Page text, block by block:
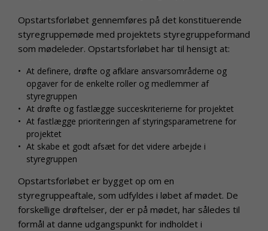
Opstartsforløbet gennemføres på det konstituerende
styregruppemøde med projektets styregruppeformand
som mødeleder. Opstartsforløbet har til hensigt at:
At definere, drøfte og afklare ansvarsområderne og
opgaver for de enkelte roller og medlemmer af
styregruppen
At drøfte og fastlægge succeskriterierne for projektet
At fastlægge prioriteringen af styringsparametrene for
projektet
At skabe et godt afsæt for det videre arbejde i
styregruppen
Opstartsforløbet er bygget op om en
styregruppeaftale, som udfyldes i løbet af mødet. De
forskellige drøftelser, der er på mødet, har således til
formål at danne udgangspunkt for indholdet i